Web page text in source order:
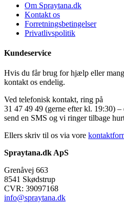
Om Spraytana.dk
Kontakt os
Forretningsbetingelser
Privatlivspolitik
Kundeservice
Hvis du får brug for hjælp eller
kontakt os endelig.
Ved telefonisk kontakt, ring på
31 47 49 49 (gerne efter kl. 19:30)
send en SMS og vi ringer tilbage
Ellers skriv til os via vore
Spraytana.dk ApS
Grenåvej 663
8541 Skødstrup
CVR: 39097168
info@spraytana.dk